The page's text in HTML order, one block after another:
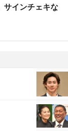
サインチェキな